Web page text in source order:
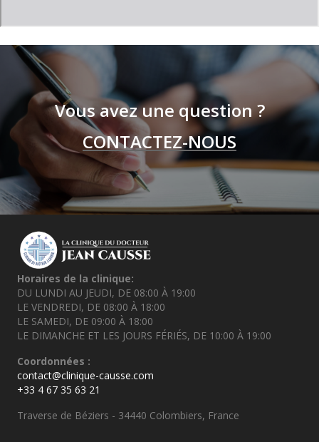
Vous avez une question ?
CONTACTEZ-NOUS
Horaires de la clinique:
DU LUNDI AU JEUDI, DE 08:00 À 19:00
LE VENDREDI, DE 08:00 À 18:00
LE SAMEDI, DE 09:00 À 18:00
LE DIMANCHE ET LES JOURS FÉRIÉS, DE 10:00 À 19:00
Coordonnées :
contact@clinique-causse.com
+33 4 67 35 63 21
Traverse de Béziers - 34440 Colombiers, France